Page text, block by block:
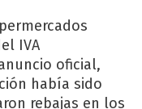
IVA
oficial,
había sido
rebajas en los